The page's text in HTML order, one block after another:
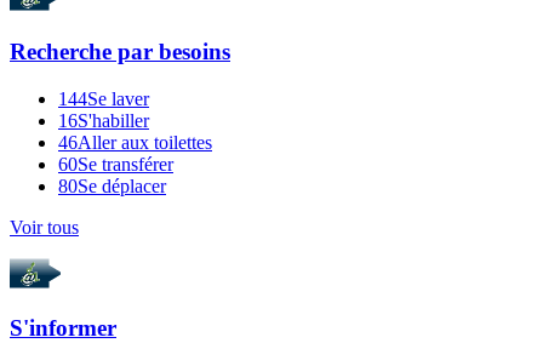
Recherche par besoins
144Se laver
16S'habiller
46Aller aux toilettes
60Se transférer
80Se déplacer
Voir tous
S'informer